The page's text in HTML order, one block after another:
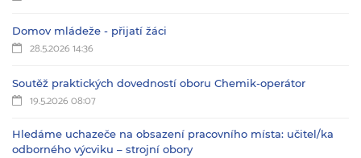
Domov mládeže - přijatí žáci
28.5.2026 14:36
Soutěž praktických dovedností oboru Chemik-operátor
19.5.2026 08:07
Hledáme uchazeče na obsazení pracovního místa: učitel/ka
odborného výcviku – strojní obory